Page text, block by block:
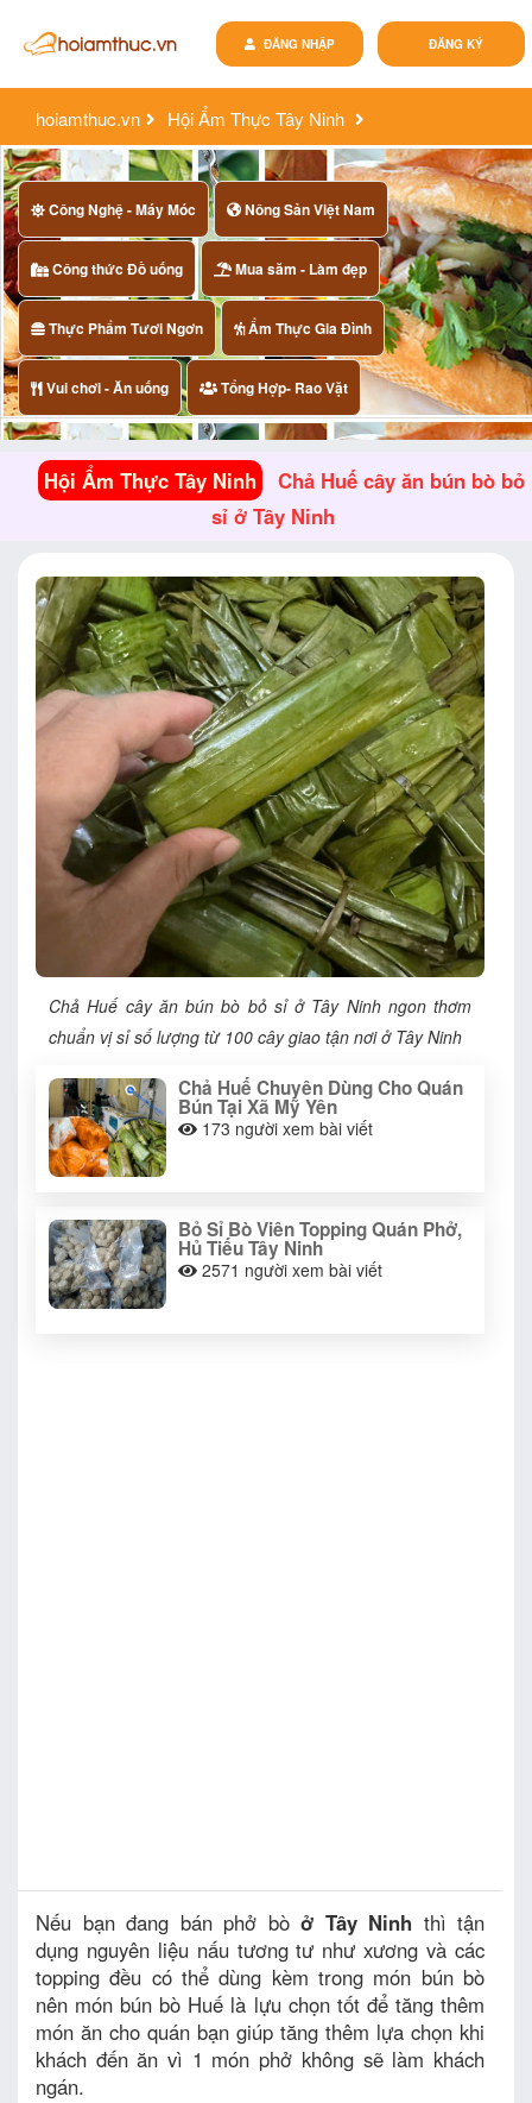
ĐĂNG KÝ
ĐĂNG NHẬP
hoiamthuc.vn
Hội Ẩm Thực Tây Ninh
chả huế cây ăn bún bò bỏ sỉ ở tây ninh
Công Nghệ - Máy Móc Nông Sản Việt Nam
Công thức Đồ uống Mua săm - Làm đẹp
Thực Phẩm Tươi Ngơn Ẩm Thực Gia Đình
Vui chơi - Ăn uống Tổng Hợp- Rao Vặt
Hội Ẩm Thực Tây Ninh
Chả Huế cây ăn bún bò bỏ
sỉ ở Tây Ninh
Chả Huế cây ăn bún bò bỏ sỉ ở Tây Ninh ngon thơm
chuẩn vị sỉ số lượng từ 100 cây giao tận nơi ở Tây Ninh
Chả Huế Chuyên Dùng Cho Quán
Bún Tại Xã Mỹ Yên
173 người xem bài viết
Bỏ Sỉ Bò Viên Topping Quán Phở,
Hủ Tiếu Tây Ninh
2571 người xem bài viết
Nếu bạn đang bán phở bò ở Tây Ninh thì tận
dụng nguyên liệu nấu tương tư như xương và các
topping đều có thể dùng kèm trong món bún bò
nên món bún bò Huế là lựu chọn tốt để tăng thêm
món ăn cho quán bạn giúp tăng thêm lựa chọn khi
khách đến ăn vì 1 món phở không sẽ làm khách
ngán.